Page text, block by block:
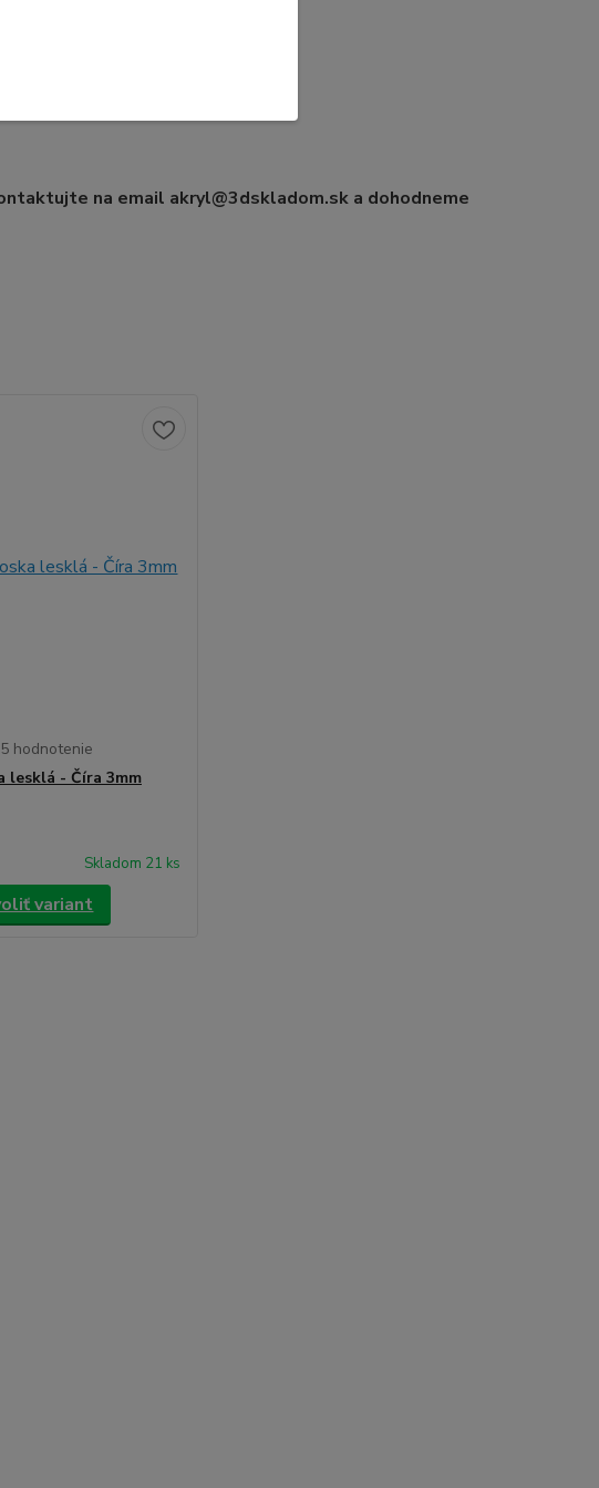
na email akryl@3dskladom.sk a dohodneme
5 hodnotenie
lesklá - Číra 3mm
Skladom 21 ks
variant